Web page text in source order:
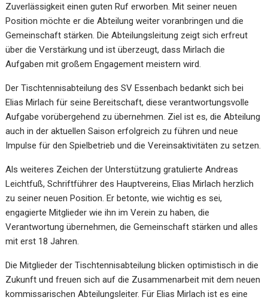
Zuverlässigkeit einen guten Ruf erworben. Mit seiner neuen
Position möchte er die Abteilung weiter voranbringen und die
Gemeinschaft stärken. Die Abteilungsleitung zeigt sich erfreut
über die Verstärkung und ist überzeugt, dass Mirlach die
Aufgaben mit großem Engagement meistern wird.
Der Tischtennisabteilung des SV Essenbach bedankt sich bei
Elias Mirlach für seine Bereitschaft, diese verantwortungsvolle
Aufgabe vorübergehend zu übernehmen. Ziel ist es, die Abteilung
auch in der aktuellen Saison erfolgreich zu führen und neue
Impulse für den Spielbetrieb und die Vereinsaktivitäten zu setzen.
Als weiteres Zeichen der Unterstützung gratulierte Andreas
Leichtfuß, Schriftführer des Hauptvereins, Elias Mirlach herzlich
zu seiner neuen Position. Er betonte, wie wichtig es sei,
engagierte Mitglieder wie ihn im Verein zu haben, die
Verantwortung übernehmen, die Gemeinschaft stärken und alles
mit erst 18 Jahren.
Die Mitglieder der Tischtennisabteilung blicken optimistisch in die
Zukunft und freuen sich auf die Zusammenarbeit mit dem neuen
kommissarischen Abteilungsleiter. Für Elias Mirlach ist es eine